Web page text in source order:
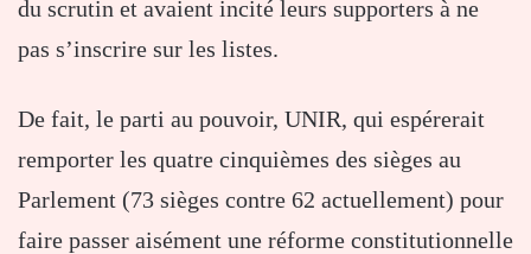
du scrutin et avaient incité leurs supporters à ne
pas s’inscrire sur les listes.
De fait, le parti au pouvoir, UNIR, qui espérerait
remporter les quatre cinquièmes des sièges au
Parlement (73 sièges contre 62 actuellement) pour
faire passer aisément une réforme constitutionnelle